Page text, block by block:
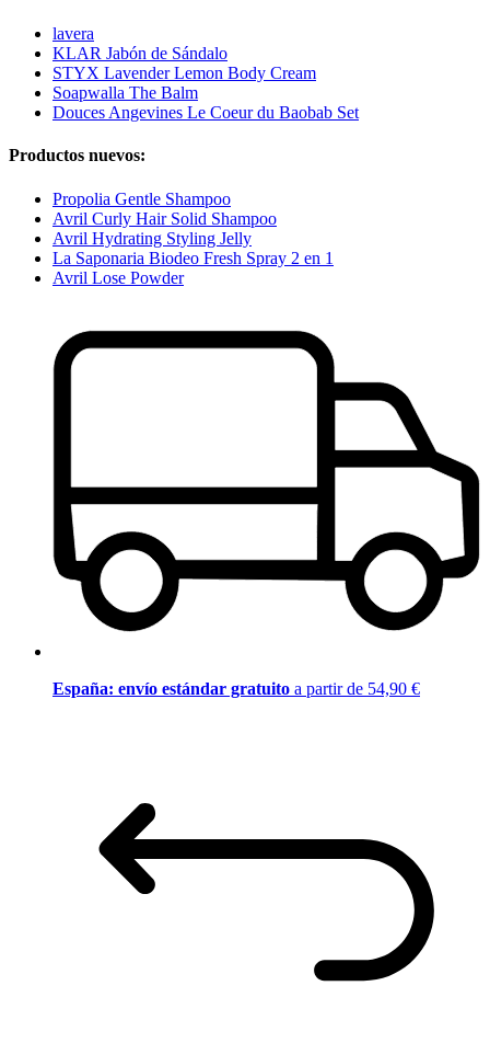
lavera
KLAR Jabón de Sándalo
STYX Lavender Lemon Body Cream
Soapwalla The Balm
Douces Angevines Le Coeur du Baobab Set
Productos nuevos:
Propolia Gentle Shampoo
Avril Curly Hair Solid Shampoo
Avril Hydrating Styling Jelly
La Saponaria Biodeo Fresh Spray 2 en 1
Avril Lose Powder
España: envío estándar gratuito a partir de 54,90 €